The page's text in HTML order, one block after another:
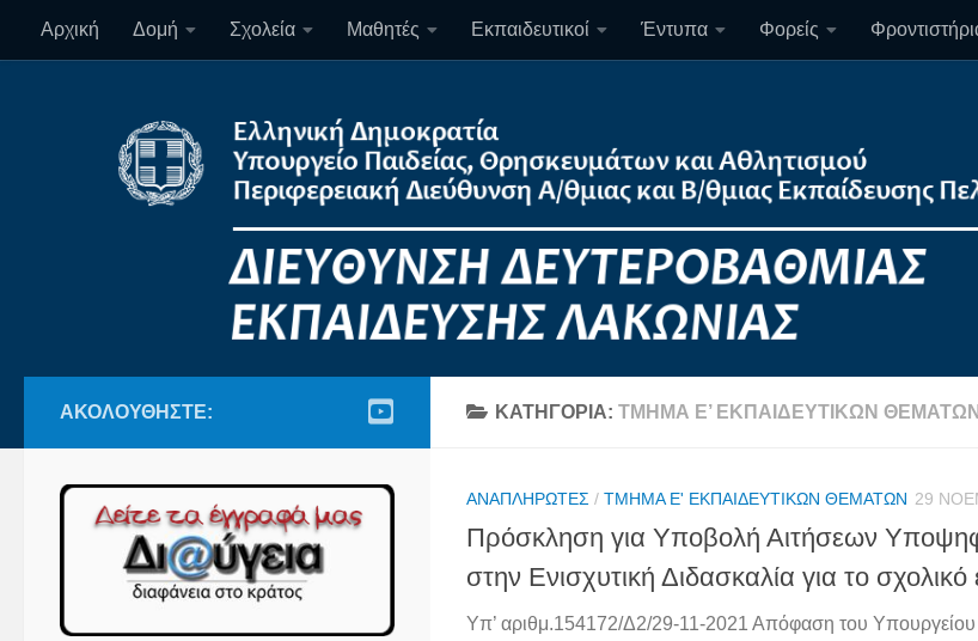
Skip to content
Αρχική Δομή Σχολεία Μαθητές Εκπαιδευτικοί Έντυπα Φορείς
ΚΑΤΗΓΟΡΊΑ: ΤΜΉΜΑ Ε’ ΕΚΠΑΙΔΕΥΤΙΚΏΝ ΘΕΜΆΤΩΝ
ΑΝΑΠΛΗΡΩΤΈΣ / ΤΜΉΜΑ Ε' ΕΚΠΑΙΔΕΥΤΙΚΏΝ ΘΕΜΆΤΩΝ 29
Πρόσκληση για Υποβολή Αιτήσεων
στην Ενισχυτική Διδασκαλία για το
Υπ’ αριθμ.154172/Δ2/29-11-2021 Απόφαση του Υπουργείου
ΑΚΟΛΟΥΘΉΣΤΕ: